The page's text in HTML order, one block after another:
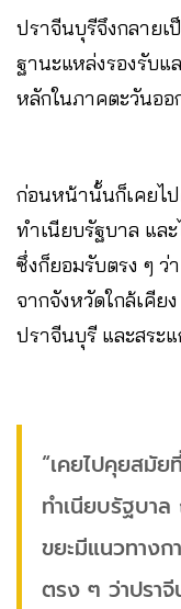
ปราจีนบุรีจึงกลายเ
ฐานะแหล่งรองรับแ
หลักในภาคตะวันออ
ก่อนหน้านั้นก็เคยไป
ทำเนียบรัฐบาล แล
ซึ่งก็ยอมรับตรง ๆ ว่
จากจังหวัดใกล้เคีย
ปราจีนบุรี และสระแ
“เคยไปคุยสมัย
ทำเนียบรัฐบาล
ขยะมีแนวทางก
ตรง ๆ ว่าปรา